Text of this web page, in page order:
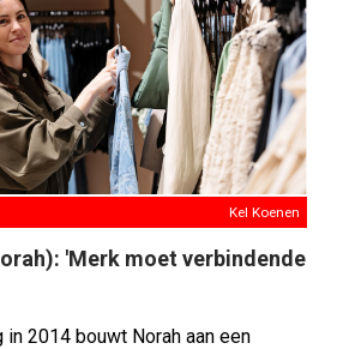
Kel Koenen
'Merk moet verbindende
2014 bouwt Norah aan een